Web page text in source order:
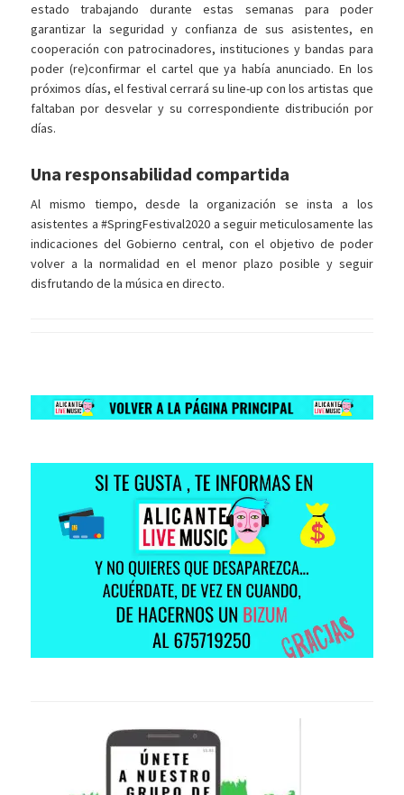
estado trabajando durante estas semanas para poder
garantizar la seguridad y confianza de sus asistentes, en
cooperación con patrocinadores, instituciones y bandas para
poder (re)confirmar el cartel que ya había anunciado. En los
próximos días, el festival cerrará su line-up con los artistas que
faltaban por desvelar y su correspondiente distribución por
días.
Una responsabilidad compartida
Al mismo tiempo, desde la organización se insta a los
asistentes a #SpringFestival2020 a seguir meticulosamente las
indicaciones del Gobierno central, con el objetivo de poder
volver a la normalidad en el menor plazo posible y seguir
disfrutando de la música en directo.